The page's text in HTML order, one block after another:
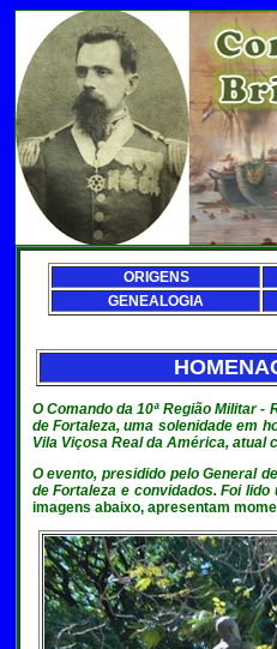
ORIGENS
GENEALOGIA
O Comando da 10ª Região Militar
de Fortaleza, uma solenidade em
Vila Viçosa Real da América, atual
O evento, presidido pelo General
de Fortaleza e convidados. Foi
imagens abaixo, apresentam